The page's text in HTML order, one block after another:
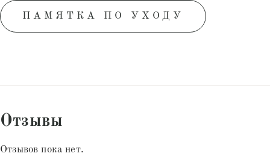
ПАМЯТКА ПО УХОДУ
Отзывы
Отзывов пока нет.